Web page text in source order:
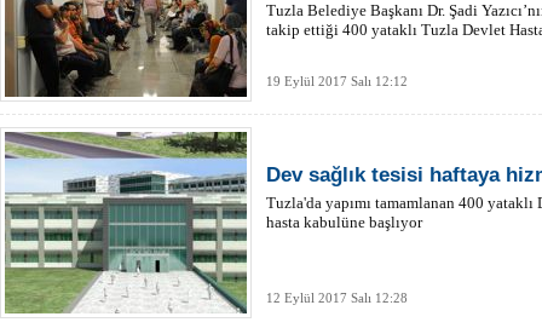
Tuzla Belediye Başkanı Dr. Şadi
takip ettiği 400 yataklı Tuzla Devlet
19 Eylül 2017 Salı 12:12
Dev sağlık tesisi haftaya
Tuzla'da yapımı tamamlanan 400
hasta kabulüne başlıyor
12 Eylül 2017 Salı 12:28